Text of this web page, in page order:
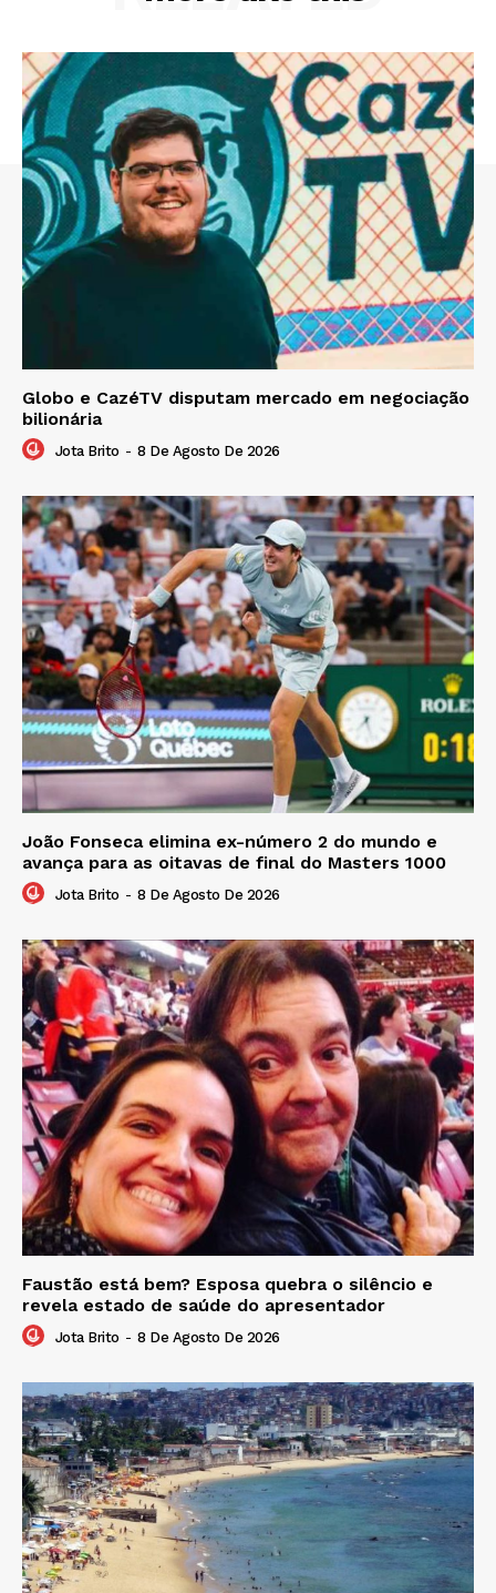
Globo e CazéTV disputam mercado em negociação
bilionária
Jota Brito - 8 De Agosto De 2026
João Fonseca elimina ex-número 2 do mundo e
avança para as oitavas de final do Masters 1000
Jota Brito - 8 De Agosto De 2026
Faustão está bem? Esposa quebra o silêncio e
revela estado de saúde do apresentador
Jota Brito - 8 De Agosto De 2026